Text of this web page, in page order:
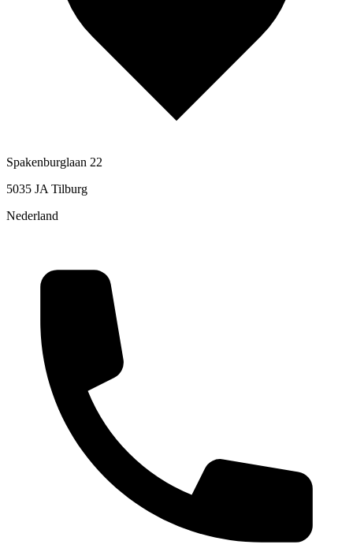
Spakenburglaan 22
5035 JA Tilburg
Nederland